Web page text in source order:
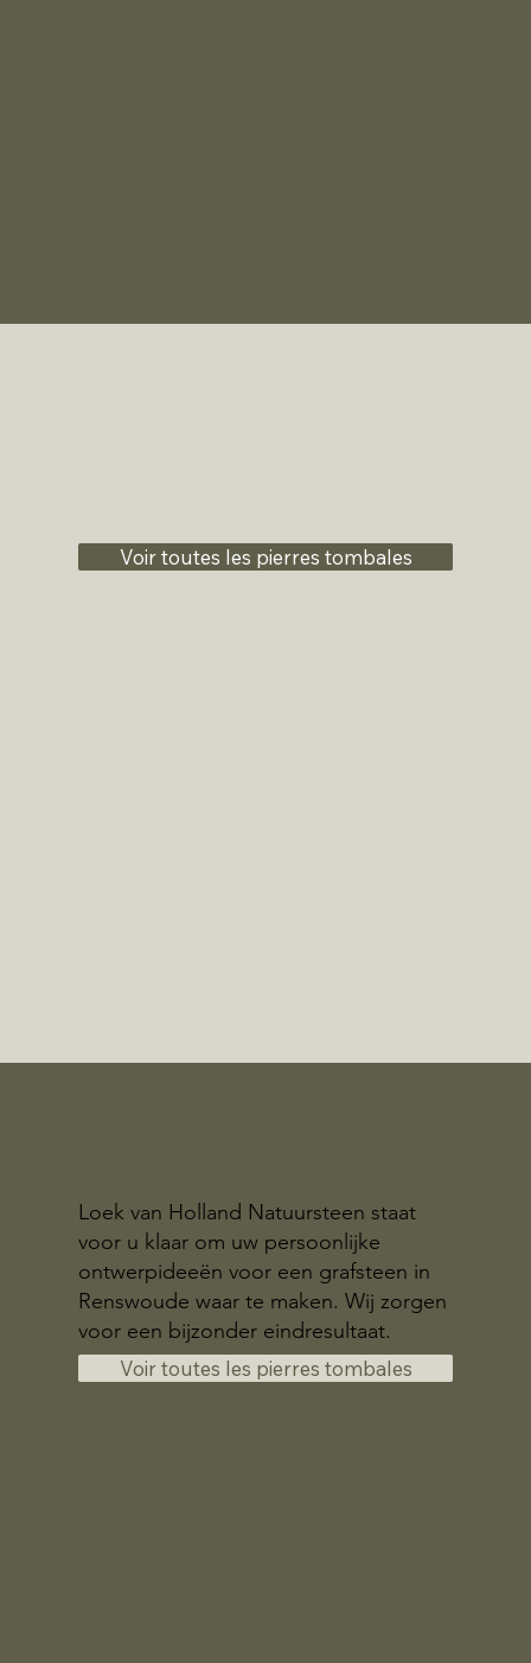
Voir toutes les pierres tombales
Loek van Holland Natuursteen staat
voor u klaar om uw persoonlijke
ontwerpideeën voor een grafsteen in
Renswoude waar te maken. Wij zorgen
voor een bijzonder eindresultaat.
Voir toutes les pierres tombales